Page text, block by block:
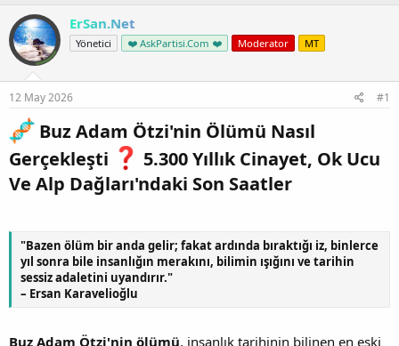
ErSan.Net
Yönetici ❤️ AskPartisi.Com ❤️ Moderator MT
12 May 2026 #1
Buz Adam Ötzi'nin Ölümü Nasıl
Gerçekleşti
5.300 Yıllık Cinayet, Ok Ucu
Ve Alp Dağları'ndaki Son Saatler​
"Bazen ölüm bir anda gelir; fakat ardında bıraktığı iz, binlerce
yıl sonra bile insanlığın merakını, bilimin ışığını ve tarihin
sessiz adaletini uyandırır."
– Ersan Karavelioğlu
Buz Adam Ötzi'nin ölümü, insanlık tarihinin bilinen en eski